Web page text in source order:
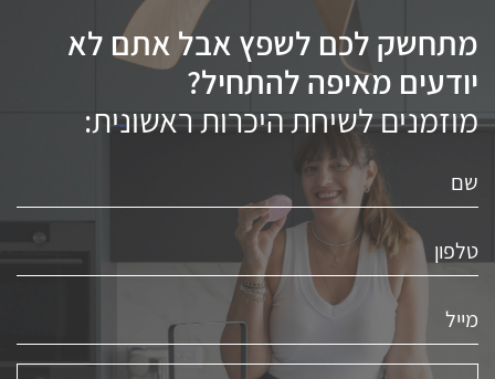
מתחשק לכם לשפץ אבל אתם לא
יודעים מאיפה להתחיל?
מוזמנים לשיחת היכרות ראשונית: